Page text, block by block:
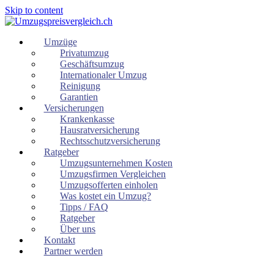
Skip to content
Umzüge
Privatumzug
Geschäftsumzug
Internationaler Umzug
Reinigung
Garantien
Versicherungen
Krankenkasse
Hausratversicherung
Rechtsschutzversicherung
Ratgeber
Umzugsunternehmen Kosten
Umzugsfirmen Vergleichen
Umzugsofferten einholen
Was kostet ein Umzug?
Tipps / FAQ
Ratgeber
Über uns
Kontakt
Partner werden